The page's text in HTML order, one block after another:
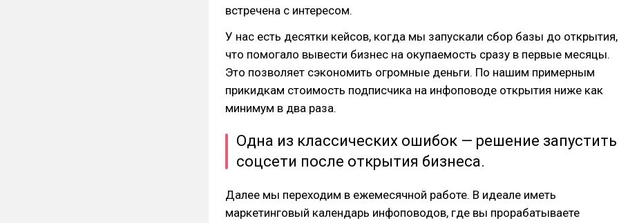
встречена с интересом.
У нас есть десятки кейсов, когда мы запускали сбор базы до открытия,
что помогало вывести бизнес на окупаемость сразу в первые месяцы.
Это позволяет сэкономить огромные деньги. По нашим примерным
прикидкам стоимость подписчика на инфоповоде открытия ниже как
минимум в два раза.
Одна из классических ошибок — решение запустить
соцсети после открытия бизнеса.
Далее мы переходим в ежемесячной работе. В идеале иметь
маркетинговый календарь инфоповодов, где вы прорабатываете